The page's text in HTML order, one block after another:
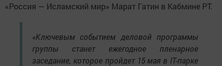
«Россия — Исламский мир» Марат Гатин в Кабмине РТ.
«Ключевым событием деловой программы
группы станет ежегодное пленарное
заседание, которое пройдет 15 мая в IT-парке